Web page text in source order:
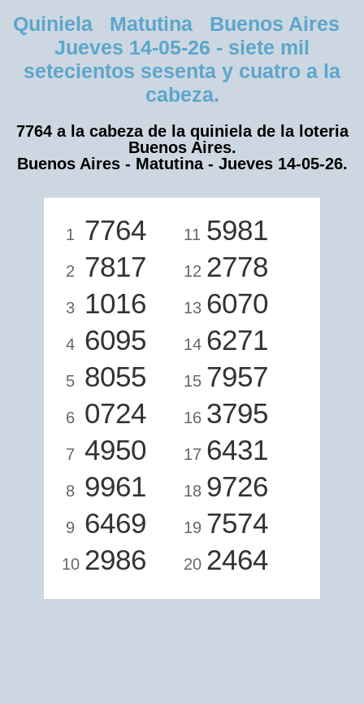
Quiniela Matutina Buenos Aires
Jueves 14-05-26 - siete mil
setecientos sesenta y cuatro a la
cabeza.
7764 a la cabeza de la quiniela de la loteria
Buenos Aires.
Buenos Aires - Matutina - Jueves 14-05-26.
1 7764
2 7817
3 1016
4 6095
5 8055
6 0724
7 4950
8 9961
9 6469
10 2986
11 5981
12 2778
13 6070
14 6271
15 7957
16 3795
17 6431
18 9726
19 7574
20 2464